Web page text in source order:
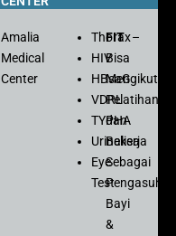
Amalia
Medical
Center
Thorax
HIV
HBsaG
VDRL
TYPHA
Urinalisa
Eye
Test
FIT–
Bisa
Mengikuti
Pelatihan
dan
Bekerja
Sebagai
Pengasuh
Bayi
&